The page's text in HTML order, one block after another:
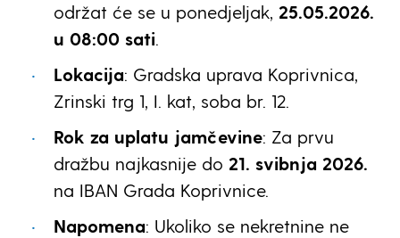
održat će se u ponedjeljak, 25.05.2026.
u 08:00 sati.
Lokacija: Gradska uprava Koprivnica,
Zrinski trg 1, I. kat, soba br. 12.
Rok za uplatu jamčevine: Za prvu
dražbu najkasnije do 21. svibnja 2026.
na IBAN Grada Koprivnice.
Napomena: Ukoliko se nekretnine ne